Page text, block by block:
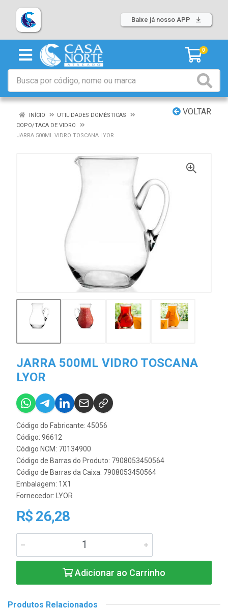
Baixe já nosso APP
0
VOLTAR
INÍCIO
UTILIDADES DOMÉSTICAS
COPO/TACA DE VIDRO
JARRA 500ML VIDRO TOSCANA LYOR
JARRA 500ML VIDRO TOSCANA
LYOR
Código do Fabricante: 45056
Código: 96612
Código NCM: 70134900
Código de Barras do Produto: 7908053450564
Código de Barras da Caixa: 7908053450564
Embalagem: 1X1
Fornecedor: LYOR
R$ 26,28
Adicionar ao Carrinho
Produtos Relacionados